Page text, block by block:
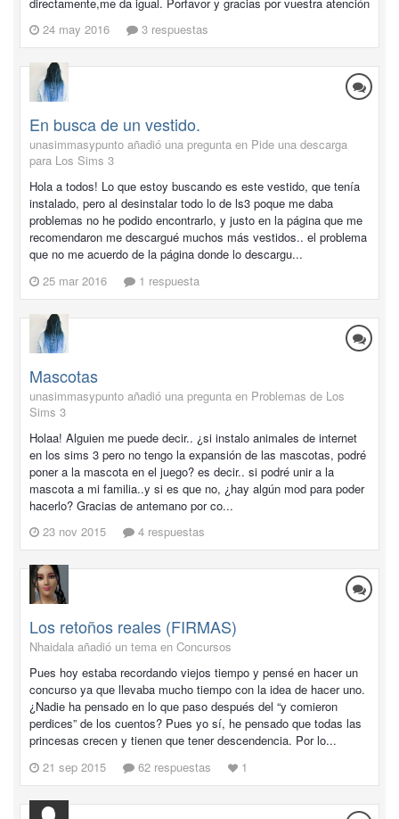
24 may 2016
3 respuestas
En busca de un vestido.
unasimmasypunto añadió una pregunta en Pide una descarga
para Los Sims 3
Hola a todos! Lo que estoy buscando es este vestido, que tenía
instalado, pero al desinstalar todo lo de ls3 poque me daba
problemas no he podido encontrarlo, y justo en la página que me
recomendaron me descargué muchos más vestidos.. el problema
que no me acuerdo de la página donde lo descargu...
25 mar 2016
1 respuesta
Mascotas
unasimmasypunto añadió una pregunta en Problemas de Los
Sims 3
Holaa! Alguien me puede decir.. ¿si instalo animales de internet
en los sims 3 pero no tengo la expansión de las mascotas, podré
poner a la mascota en el juego? es decir.. si podré unir a la
mascota a mi familia..y si es que no, ¿hay algún mod para poder
hacerlo? Gracias de antemano por co...
23 nov 2015
4 respuestas
Los retoños reales (FIRMAS)
Nhaidala añadió un tema en Concursos
Pues hoy estaba recordando viejos tiempo y pensé en hacer un
concurso ya que llevaba mucho tiempo con la idea de hacer uno.
¿Nadie ha pensado en lo que paso después del “y comieron
perdices” de los cuentos? Pues yo sí, he pensado que todas las
princesas crecen y tienen que tener descendencia. Por lo...
21 sep 2015
62 respuestas 1